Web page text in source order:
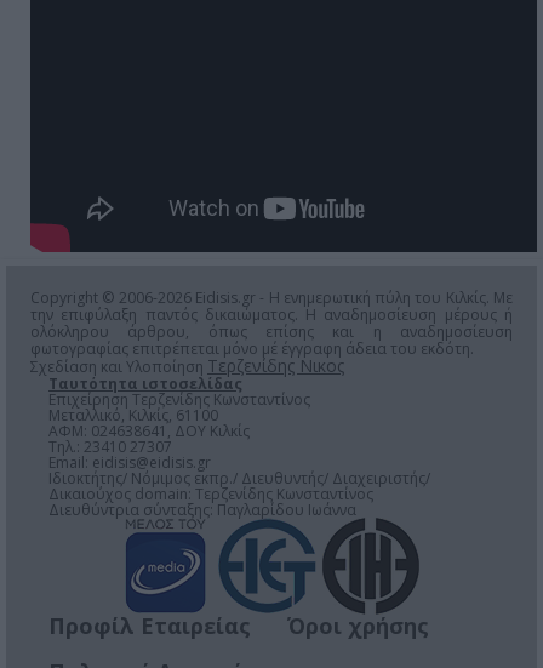
Copyright © 2006-2026 Eidisis.gr - Η ενημερωτική πύλη του Κιλκίς. Με
την επιφύλαξη παντός δικαιώματος. Η αναδημοσίευση μέρους ή
ολόκληρου άρθρου, όπως επίσης και η αναδημοσίευση
φωτογραφίας επιτρέπεται μόνο μέ έγγραφη άδεια του εκδότη.
Σχεδίαση και Υλοποίηση Τερζενίδης Νικος
Ταυτότητα ιστοσελίδας
Επιχείρηση Τερζενίδης Κωνσταντίνος
Μεταλλικό, Κιλκίς, 61100
ΑΦΜ: 024638641, ΔΟΥ Κιλκίς
Τηλ.: 23410 27307
Email: eidisis@eidisis.gr
Ιδιοκτήτης/ Νόμιμος εκπρ./ Διευθυντής/ Διαχειριστής/
Δικαιούχος domain: Τερζενίδης Κωνσταντίνος
Διευθύντρια σύνταξης: Παγλαρίδου Ιωάννα
Προφίλ Εταιρείας
Όροι χρήσης